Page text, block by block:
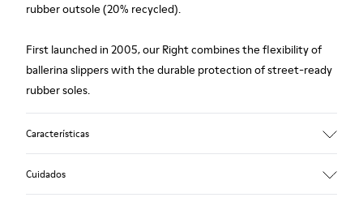
rubber outsole (20% recycled).
First launched in 2005, our Right combines the flexibility of
ballerina slippers with the durable protection of street-ready
rubber soles.
Características
Cuidados